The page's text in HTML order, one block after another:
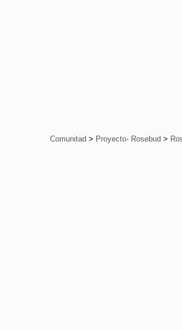
Comunitad > Proyecto- Rosebud >